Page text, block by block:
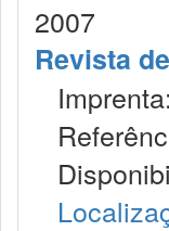
2007
Revista